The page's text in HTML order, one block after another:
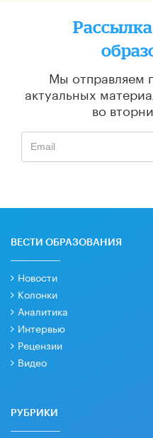
Мы отправляем
актуальных
во
ВЕСТИ ОБРАЗОВАНИЯ
Новости
Колонки
Аналитика
Интервью
Рецензии
Видео
РУБРИКИ